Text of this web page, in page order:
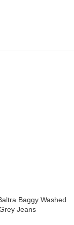
Baggy Washed
Jeans